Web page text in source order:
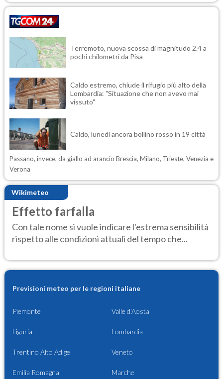
Terremoto, nuova scossa di magnitudo 2.4 a
pochi chilometri da Pisa
Caldo estremo, chiude il rifugio più alto della
Lombardia: "Situazione che non avevo mai
vissuto"
Caldo, lunedì ancora bollino rosso in 19 città
Passano, invece, da giallo ad arancio Brescia, Milano, Trieste, Venezia e
Verona
Wikimeteo
Effetto farfalla
Con tale nome si vuole indicare l'estrema sensibilità
rispetto alle condizioni attuali del tempo che...
Previsioni meteo per le regioni italiane
Piemonte Valle d'Aosta
Liguria Lombardia
Trentino Alto Adige Veneto
Emilia Romagna Marche